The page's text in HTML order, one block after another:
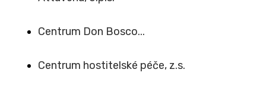
Centrum Don Bosco...
Centrum hostitelské péče, z.s.